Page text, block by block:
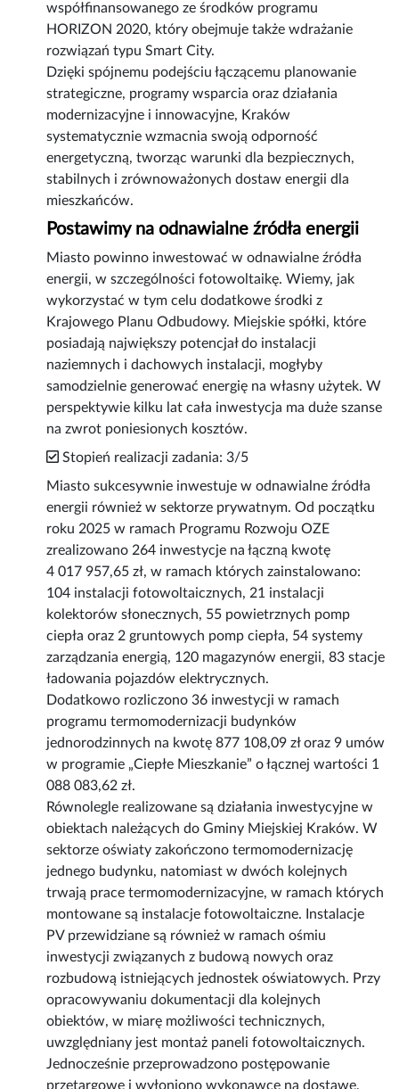
współfinansowanego ze środków programu
HORIZON 2020, który obejmuje także wdrażanie
rozwiązań typu Smart City.
Dzięki spójnemu podejściu łączącemu planowanie
strategiczne, programy wsparcia oraz działania
modernizacyjne i innowacyjne, Kraków
systematycznie wzmacnia swoją odporność
energetyczną, tworząc warunki dla bezpiecznych,
stabilnych i zrównoważonych dostaw energii dla
mieszkańców.
Postawimy na odnawialne źródła energii
Miasto powinno inwestować w odnawialne źródła
energii, w szczególności fotowoltaikę. Wiemy, jak
wykorzystać w tym celu dodatkowe środki z
Krajowego Planu Odbudowy. Miejskie spółki, które
posiadają największy potencjał do instalacji
naziemnych i dachowych instalacji, mogłyby
samodzielnie generować energię na własny użytek. W
perspektywie kilku lat cała inwestycja ma duże szanse
na zwrot poniesionych kosztów.
Stopień realizacji zadania: 3/5
Miasto sukcesywnie inwestuje w odnawialne źródła
energii również w sektorze prywatnym. Od początku
roku 2025 w ramach Programu Rozwoju OZE
zrealizowano 264 inwestycje na łączną kwotę
4 017 957,65 zł, w ramach których zainstalowano:
104 instalacji fotowoltaicznych, 21 instalacji
kolektorów słonecznych, 55 powietrznych pomp
ciepła oraz 2 gruntowych pomp ciepła, 54 systemy
zarządzania energią, 120 magazynów energii, 83 stacje
ładowania pojazdów elektrycznych.
Dodatkowo rozliczono 36 inwestycji w ramach
programu termomodernizacji budynków
jednorodzinnych na kwotę 877 108,09 zł oraz 9 umów
w programie „Ciepłe Mieszkanie” o łącznej wartości 1
088 083,62 zł.
Równolegle realizowane są działania inwestycyjne w
obiektach należących do Gminy Miejskiej Kraków. W
sektorze oświaty zakończono termomodernizację
jednego budynku, natomiast w dwóch kolejnych
trwają prace termomodernizacyjne, w ramach których
montowane są instalacje fotowoltaiczne. Instalacje
PV przewidziane są również w ramach ośmiu
inwestycji związanych z budową nowych oraz
rozbudową istniejących jednostek oświatowych. Przy
opracowywaniu dokumentacji dla kolejnych
obiektów, w miarę możliwości technicznych,
uwzględniany jest montaż paneli fotowoltaicznych.
Jednocześnie przeprowadzono postępowanie
przetargowe i wyłoniono wykonawcę na dostawę,